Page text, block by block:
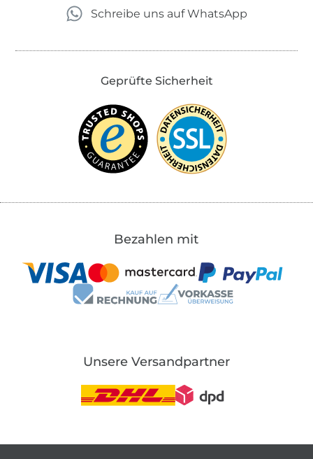
Schreibe uns auf WhatsApp
Geprüfte Sicherheit
Bezahlen mit
Unsere Versandpartner